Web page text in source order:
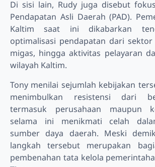
Di sisi lain, Rudy juga disebut
Pendapatan Asli Daerah (PAD).
Kaltim saat ini dikabarkan
optimalisasi pendapatan dari
migas, hingga aktivitas pelayaran
wilayah Kaltim.
Tony menilai sejumlah kebijakan
menimbulkan resistensi dari
termasuk perusahaan maupun
selama ini menikmati celah
sumber daya daerah. Meski
langkah tersebut merupakan
pembenahan tata kelola